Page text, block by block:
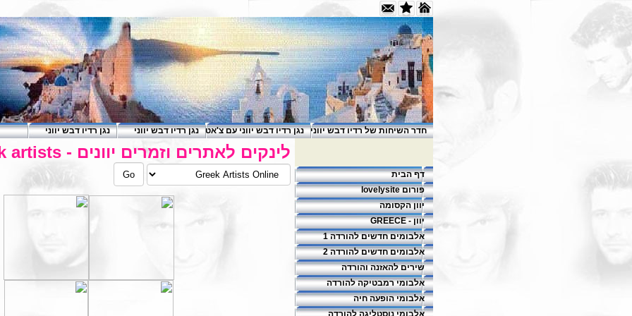
חדר השיחות של רדיו דבש יווני נגן רדיו דבש יווני עם צ'אט נגן רדיו דבש יווני נגן רדיו דבש יווני
דף הבית
פורום lovelysite
יוון הקסומה
יוון - GREECE
אלבומים חדשים להורדה 1
אלבומים חדשים להורדה 2
שירים להאזנה והורדה
אלבומי רמבטיקה להורדה
אלבומי הופעה חיה
אלבומי נוסטליגה להורדה
לינקים לאתרים וזמרים יוונים - greek artists